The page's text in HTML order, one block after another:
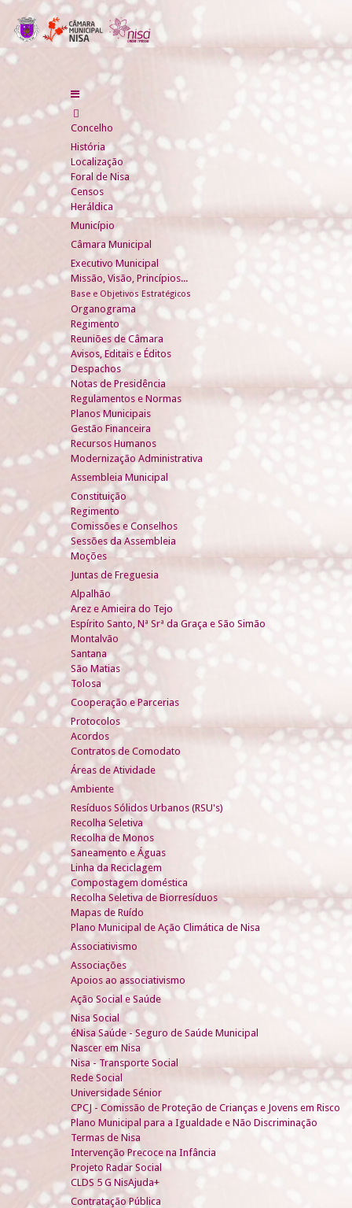
Concelho
História
Localização
Foral de Nisa
Censos
Heráldica
Município
Câmara Municipal
Executivo Municipal
Missão, Visão, Princípios...
Base e Objetivos Estratégicos
Organograma
Regimento
Reuniões de Câmara
Avisos, Editais e Éditos
Despachos
Notas de Presidência
Regulamentos e Normas
Planos Municipais
Gestão Financeira
Recursos Humanos
Modernização Administrativa
Assembleia Municipal
Constituição
Regimento
Comissões e Conselhos
Sessões da Assembleia
Moções
Juntas de Freguesia
Alpalhão
Arez e Amieira do Tejo
Espírito Santo, Nª Srª da Graça e São Simão
Montalvão
Santana
São Matias
Tolosa
Cooperação e Parcerias
Protocolos
Acordos
Contratos de Comodato
Áreas de Atividade
Ambiente
Resíduos Sólidos Urbanos (RSU's)
Recolha Seletiva
Recolha de Monos
Saneamento e Águas
Linha da Reciclagem
Compostagem doméstica
Recolha Seletiva de Biorresíduos
Mapas de Ruído
Plano Municipal de Ação Climática de Nisa
Associativismo
Associações
Apoios ao associativismo
Ação Social e Saúde
Nisa Social
éNisa Saúde - Seguro de Saúde Municipal
Nascer em Nisa
Nisa - Transporte Social
Rede Social
Universidade Sénior
CPCJ - Comissão de Proteção de Crianças e Jovens em Risco
Plano Municipal para a Igualdade e Não Discriminação
Termas de Nisa
Intervenção Precoce na Infância
Projeto Radar Social
CLDS 5 G NisAjuda+
Contratação Pública